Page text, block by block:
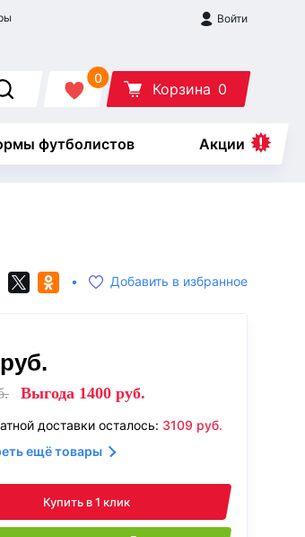
Войти
0
Корзина 0
футболистов Акции
• Добавить в избранное
руб.
Выгода 1400 руб.
доставки осталось: 3109 руб.
ещё товары
Купить в 1 клик